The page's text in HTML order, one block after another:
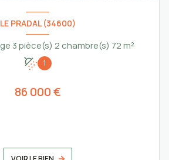
LE PRADAL (34600)
Maison de village 3 pièce(s) 2 chambre(s) 72 m²
1
86 000 €